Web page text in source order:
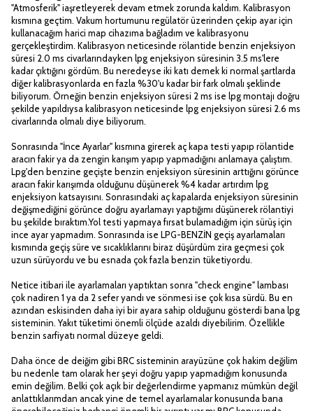
"Atmosferik" iaşretleyerek devam etmek zorunda kaldım. Kalibrasyon
kısmına geçtim. Vakum hortumunu regülatör üzerinden çekip ayar için
kullanacağım harici map cihazıma bağladım ve kalibrasyonu
gerçekleştirdim. Kalibrasyon neticesinde rölantide benzin enjeksiyon
süresi 2.0 ms civarlarındayken lpg enjeksiyon süresinin 3.5 ms'lere
kadar çıktığını gördüm. Bu neredeyse iki katı demek ki normal şartlarda
diğer kalibrasyonlarda en fazla %30'u kadar bir fark olmalı şeklinde
biliyorum. Örneğin benzin enjeksiyon süresi 2 ms ise lpg montajı doğru
şekilde yapıldıysa kalibrasyon neticesinde lpg enjeksiyon süresi 2.6 ms
civarlarında olmalı diye biliyorum.
Sonrasında "İnce Ayarlar" kısmına girerek aç kapa testi yapıp rölantide
aracın fakir ya da zengin karışım yapıp yapmadığını anlamaya çalıştım.
Lpg'den benzine geçişte benzin enjeksiyon süresinin arttığını görünce
aracın fakir karışımda olduğunu düşünerek %4 kadar artırdım lpg
enjeksiyon katsayısını. Sonrasındaki aç kapalarda enjeksiyon süresinin
değişmediğini görünce doğru ayarlamayı yaptığımı düşünerek rölantiyi
bu şekilde bıraktım.Yol testi yapmaya fırsat bulamadığım için sürüş için
ince ayar yapmadım. Sonrasında ise LPG-BENZİN geçiş ayarlamaları
kısmında geçiş süre ve sıcaklıklarını biraz düşürdüm zira geçmesi çok
uzun sürüyordu ve bu esnada çok fazla benzin tüketiyordu.
Netice itibari ile ayarlamaları yaptıktan sonra "check engine" lambası
çok nadiren 1 ya da 2 sefer yandı ve sönmesi ise çok kısa sürdü. Bu en
azından eskisinden daha iyi bir ayara sahip olduğunu gösterdi bana lpg
sisteminin. Yakıt tüketimi önemli ölçüde azaldı diyebilirim. Özellikle
benzin sarfiyatı normal düzeye geldi.
Daha önce de deiğim gibi BRC sisteminin arayüzüne çok hakim değilim
bu nedenle tam olarak her şeyi doğru yapıp yapmadığım konusunda
emin değilim. Belki çok açık bir değerlendirme yapmanız mümkün değil
anlattıklarımdan ancak yine de temel ayarlamalar konusunda bana